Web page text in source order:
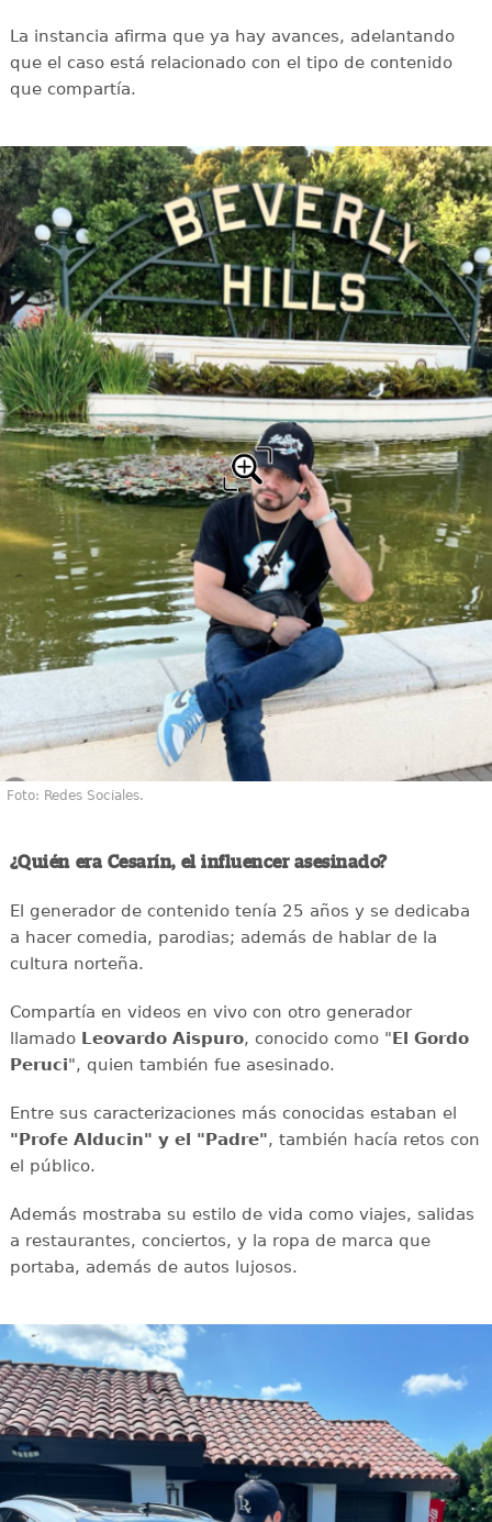
La instancia afirma que ya hay avances, adelantando
que el caso está relacionado con el tipo de contenido
que compartía.
Foto: Redes Sociales.
¿Quién era Cesarín, el influencer asesinado?
El generador de contenido tenía 25 años y se dedicaba
a hacer comedia, parodias; además de hablar de la
cultura norteña.
Compartía en videos en vivo con otro generador
llamadoLeovardo Aispuro, conocido como "El Gordo
Peruci", quien también fue asesinado.
Entre sus caracterizaciones más conocidas estaban el
"Profe Alducin" y el "Padre", también hacía retos con
el público.
Además mostraba su estilo de vida como viajes, salidas
a restaurantes, conciertos, y la ropa de marca que
portaba, además de autos lujosos.